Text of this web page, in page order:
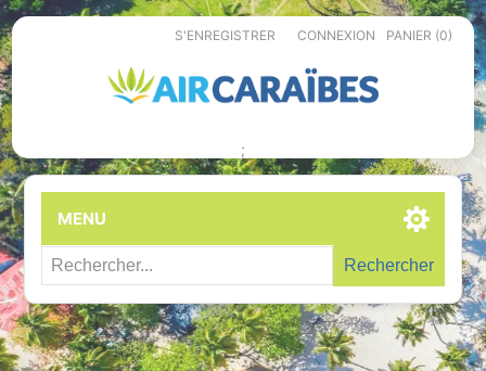
S'ENREGISTRER CONNEXION PANIER (0)
;
MENU
Rechercher